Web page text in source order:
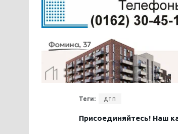
Теги: дтп
Присоединяйтесь! Наш